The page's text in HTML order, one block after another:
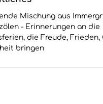
Mischung aus
- Erinnerungen an die
die Freude, Frieden,
bringen